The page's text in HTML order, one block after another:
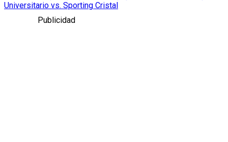
Universitario vs. Sporting Cristal
Publicidad